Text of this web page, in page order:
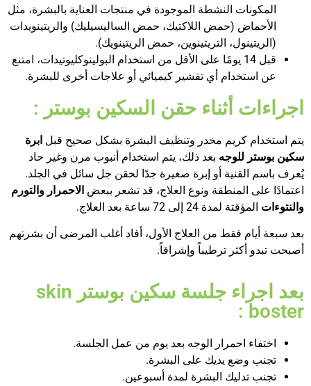
المكونات النشطة الموجودة في منتجات العناية بالبشرة، مثل
الأحماض (حمض اللاكتيك، حمض الساليسيليك) والريتينويدات
(الريتينول، التريتينوين، حمض الريتينويك).
قبل 14 يومًا على الأقل من استخدام البولينوكليوتيدات، امتنع
عن استخدام أي تقشير كيميائي أو علاجات أخرى للبشرة.
اجراءات أثناء حقن السكين بوستر :
يتم استخدام كريم مخدر وتنظيف البشرة بشكل صحيح قبل ابرة
سكين بوستر للوجه بعد ذلك، يتم استخدام أنبوب مرن وغير حاد
يُعرف باسم القنية أو إبرة صغيرة جدًا لحقن جل سائل في الجلد.
اعتمادًا على المنطقة ونوع العلاج، قد تشعر ببعض الاحمرار والتورم
والنتوءات المؤقتة لمدة 24 إلى 72 ساعة بعد العلاج.
بعد سبعة أيام فقط من العلاج الأول، أفاد أغلب المرضى أن بشرتهم
أصبحت تبدو أكثر ترطيباً وإشراقاً.
بعد اجراء جلسة سكين بوستر skin
boster :
اختفاء احمرار الوجه بعد يوم من عمل الجلسة.
تجنب وضع يديك على البشرة.
تجنب تدليك البشرة لمدة أسبوعين.